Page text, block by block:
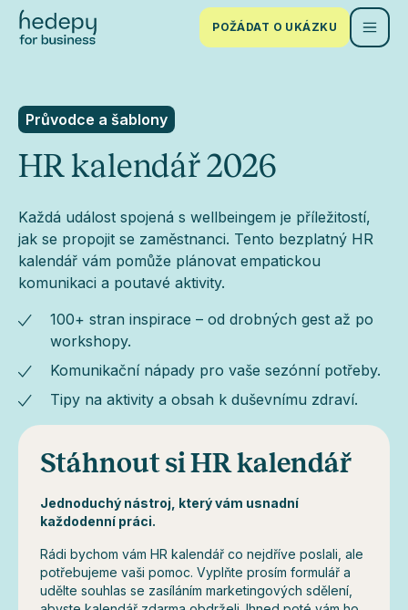
POŽÁDAT O UKÁZKU
Průvodce a šablony
HR kalendář 2026
Každá událost spojená s wellbeingem je příležitostí,
jak se propojit se zaměstnanci. Tento bezplatný HR
kalendář vám pomůže plánovat empatickou
komunikaci a poutavé aktivity.
100+ stran inspirace – od drobných gest až po
workshopy.
Komunikační nápady pro vaše sezónní potřeby.
Tipy na aktivity a obsah k duševnímu zdraví.
Stáhnout si HR kalendář
Jednoduchý nástroj, který vám usnadní
každodenní práci.
Rádi bychom vám HR kalendář co nejdříve poslali, ale
potřebujeme vaši pomoc. Vyplňte prosím formulář a
udělte souhlas se zasíláním marketingových sdělení,